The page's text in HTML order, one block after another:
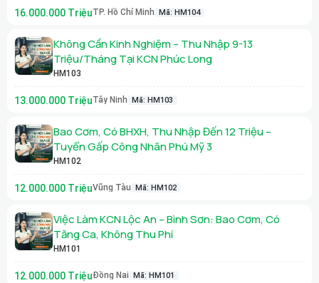
16.000.000 TriệuTP. Hồ Chí Minh Mã: HM104
Không Cần Kinh Nghiệm – Thu Nhập 9-13
Triệu/Tháng Tại KCN Phúc Long
HM103
13.000.000 TriệuTây Ninh Mã: HM103
Bao Cơm, Có BHXH, Thu Nhập Đến 12 Triệu –
Tuyển Gấp Công Nhân Phú Mỹ 3
HM102
12.000.000 TriệuVũng Tàu Mã: HM102
Việc Làm KCN Lộc An – Bình Sơn: Bao Cơm, Có
Tăng Ca, Không Thu Phí
HM101
12.000.000 TriệuĐồng Nai Mã: HM101